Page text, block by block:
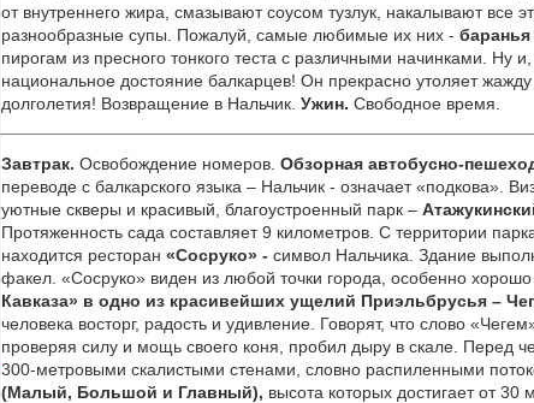
от внутреннего жира, смазывают соусом тузлук, накалывают все
разнообразные супы. Пожалуй, самые любимые их них -
пирогам из пресного тонкого теста с различными начинками. Ну
национальное достояние балкарцев! Он прекрасно утоляет
долголетия! Возвращение в Нальчик. Ужин. Свободное время.
Завтрак. Освобождение номеров. Обзорная автобусно-
переводе с балкарского языка – Нальчик - означает «подкова».
уютные скверы и красивый, благоустроенный парк –
Протяженность сада составляет 9 километров. С территории
находится ресторан «Сосруко» - символ Нальчика. Здание
факел. «Сосруко» виден из любой точки города, особенно
Кавказа» в одно из красивейших ущелий Приэльбрусья –
человека восторг, радость и удивление. Говорят, что слово
проверяя силу и мощь своего коня, пробил дыру в скале. Перед
300-метровыми скалистыми стенами, словно распиленными
(Малый, Большой и Главный), высота которых достигает от